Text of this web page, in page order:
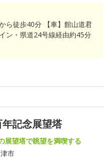
ら徒歩40分 【車】館山道君
ン・県道24号線経由約45分
記念展望塔
展望塔で眺望を満喫する
市